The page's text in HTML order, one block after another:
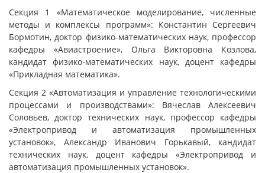
Секция 1 «Математическое моделирование, численные
методы и комплексы программ»: Константин Сергеевич
Бормотин, доктор физико-математических наук, профессор
кафедры «Авиастроение», Ольга Викторовна Козлова,
кандидат физико-математических наук, доцент кафедры
«Прикладная математика».
Секция 2 «Автоматизация и управление технологическими
процессами и производствами»: Вячеслав Алексеевич
Соловьев, доктор технических наук, профессор кафедры
«Электропривод и автоматизация промышленных
установок», Александр Иванович Горькавый, кандидат
технических наук, доцент кафедры «Электропривод и
автоматизация промышленных установок».